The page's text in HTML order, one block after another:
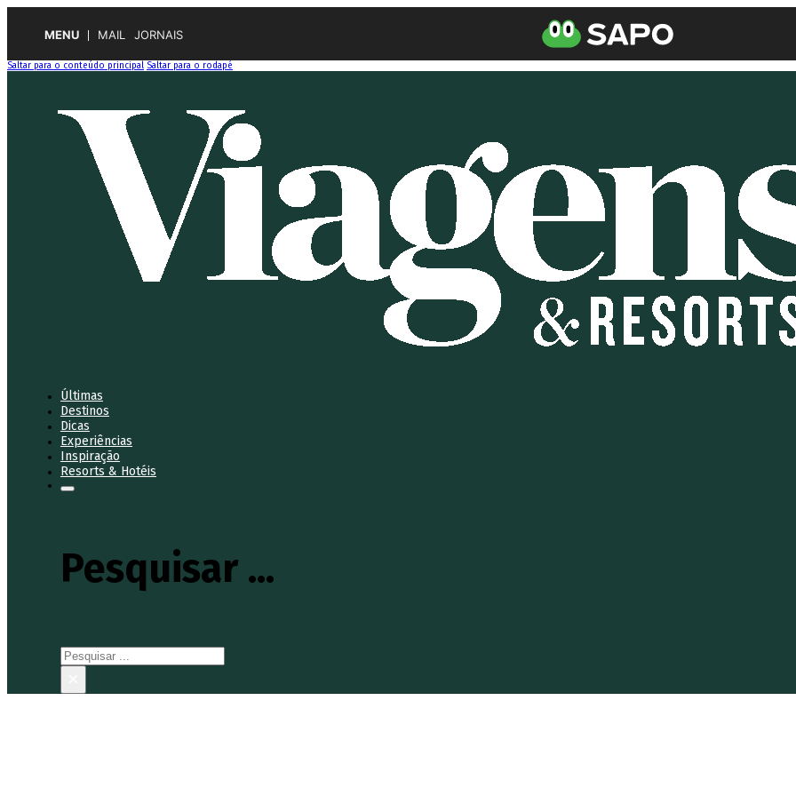
MENU MAIL JORNAIS
Saltar para o conteúdo principal Saltar para o rodapé
Últimas
Destinos
Dicas
Experiências
Inspiração
Resorts & Hotéis
Pesquisar ...
Pesquisar